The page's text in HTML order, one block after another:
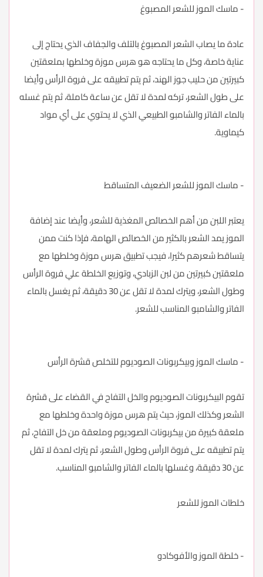
- ماسك الموز للشعر المصبوغ
عادة ما يصاب الشعر المصبوغ بالتلف والجفاف الذي يحتاج إلى
عناية خاصة، وكل ما يحتاجه هو هرس موزة وخلطها بملعقتين
كبيرتين من حليب جوز الهند، ثم يتم تطبيقه على فروة الرأس وأيضا
على طول الشعر، تركه لمدة لا تقل عن ساعة كاملة، ثم يتم غسله
بالماء الفاتر والشامبو الطبيعي الذي لا يحتوي على أي مواد
كيماوية.
- ماسك الموز للشعر الضعيف المتساقط
يعتبر اللبن من أهم الخصائص المغذية للشعر، وأيضا عند إضافة
الموز يمد الشعر بالكثير من الخصائص الهامة، فإذا كنت ممن
يتساقط شعرهم كثيرا، فيجب تطبيق هرس موزة وخلطها مع
ملعقتين كبيرتين من لبن الزبادي، وتوزيع الخلطة علي فروة الرأس
وطول الشعر، ويترك لمدة لا تقل عن 30 دقيقة، ثم يغسل بالماء
الفاتر والشامبو المناسب للشعر.
- ماسك الموز وبيكربونات الصوديوم للتخلص قشرة الرأس
تقوم البيكربونات الصوديوم والخل التفاح في القضاء على قشرة
الشعر وكذلك الموز، حيث يتم هرس موزة واحدة وخلطها مع
ملعقة كبيرة من بيكربونات الصوديوم وملعقة من خل التفاح، ثم
يتم تطبيقه على فروة الرأس وطول الشعر، ثم يترك لمدة لا تقل
عن 30 دقيقة، وغسلها بالماء الفاتر والشامبو المناسب.
خلطات الموز للشعر
- خلطة الموز والأفوكادو